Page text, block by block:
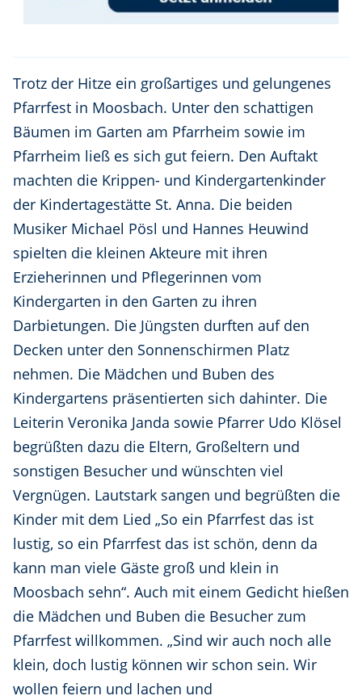
Trotz der Hitze ein großartiges und gelungenes
Pfarrfest in Moosbach. Unter den schattigen
Bäumen im Garten am Pfarrheim sowie im
Pfarrheim ließ es sich gut feiern. Den Auftakt
machten die Krippen- und Kindergartenkinder
der Kindertagestätte St. Anna. Die beiden
Musiker Michael Pösl und Hannes Heuwind
spielten die kleinen Akteure mit ihren
Erzieherinnen und Pflegerinnen vom
Kindergarten in den Garten zu ihren
Darbietungen. Die Jüngsten durften auf den
Decken unter den Sonnenschirmen Platz
nehmen. Die Mädchen und Buben des
Kindergartens präsentierten sich dahinter. Die
Leiterin Veronika Janda sowie Pfarrer Udo Klösel
begrüßten dazu die Eltern, Großeltern und
sonstigen Besucher und wünschten viel
Vergnügen. Lautstark sangen und begrüßten die
Kinder mit dem Lied „So ein Pfarrfest das ist
lustig, so ein Pfarrfest das ist schön, denn da
kann man viele Gäste groß und klein in
Moosbach sehn“. Auch mit einem Gedicht hießen
die Mädchen und Buben die Besucher zum
Pfarrfest willkommen. „Sind wir auch noch alle
klein, doch lustig können wir schon sein. Wir
wollen feiern und lachen und